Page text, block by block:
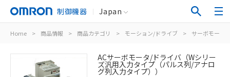
制御機器 Japan
Home > 商品情報 > 商品カテゴリ > モーション/ドライブ > サーボモータ/
ACサーボモータ/ドライバ（Wシリー
ズ汎用入力タイプ（パルス列/アナロ
グ列入力タイプ））